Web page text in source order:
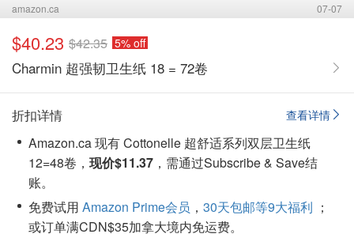
amazon.ca 07-07
$40.23 $42.35 5% off
Charmin 超强韧卫生纸 18 = 72卷
查看详情
折扣详情
Amazon.ca 现有 Cottonelle 超舒适系列双层卫生纸
12=48卷， 现价$11.37 ，需通过Subscribe & Save结
账。
免费试用 Amazon Prime会员 ， 30天包邮等9大福利 ；
或订单满CDN$35加拿大境内免运费。